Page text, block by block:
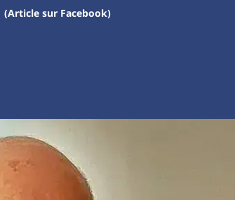
(Article sur Facebook)